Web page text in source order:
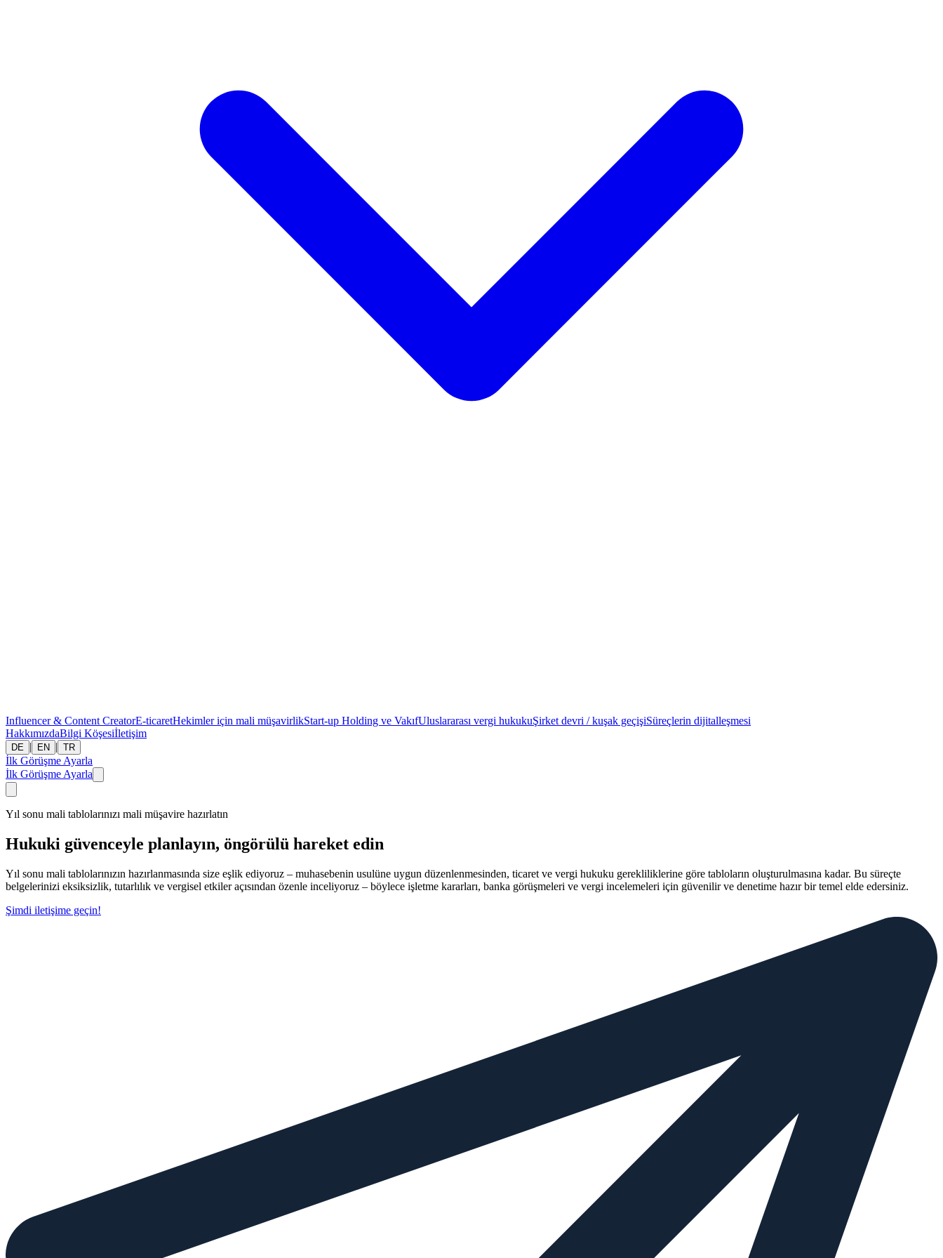
Influencer & Content CreatorE-ticaretHekimler için mali müşavirlikStart-up Holding ve VakıfUluslararası vergi hukukuŞirket devri / kuşak geçişiSüreçlerin dijitalleşmesi
HakkımızdaBilgi Köşesiİletişim
DE | EN | TR
İlk Görüşme Ayarla
İlk Görüşme Ayarla
Yıl sonu mali tablolarınızı mali müşavire hazırlatın
Hukuki güvenceyle planlayın, öngörülü hareket edin
Yıl sonu mali tablolarınızın hazırlanmasında size eşlik ediyoruz – muhasebenin usulüne uygun düzenlenmesinden, ticaret ve vergi hukuku gerekliliklerine göre tabloların oluşturulmasına kadar. Bu süreçte
belgelerinizi eksiksizlik, tutarlılık ve vergisel etkiler açısından özenle inceliyoruz – böylece işletme kararları, banka görüşmeleri ve vergi incelemeleri için güvenilir ve denetime hazır bir temel elde edersiniz.
Şimdi iletişime geçin!